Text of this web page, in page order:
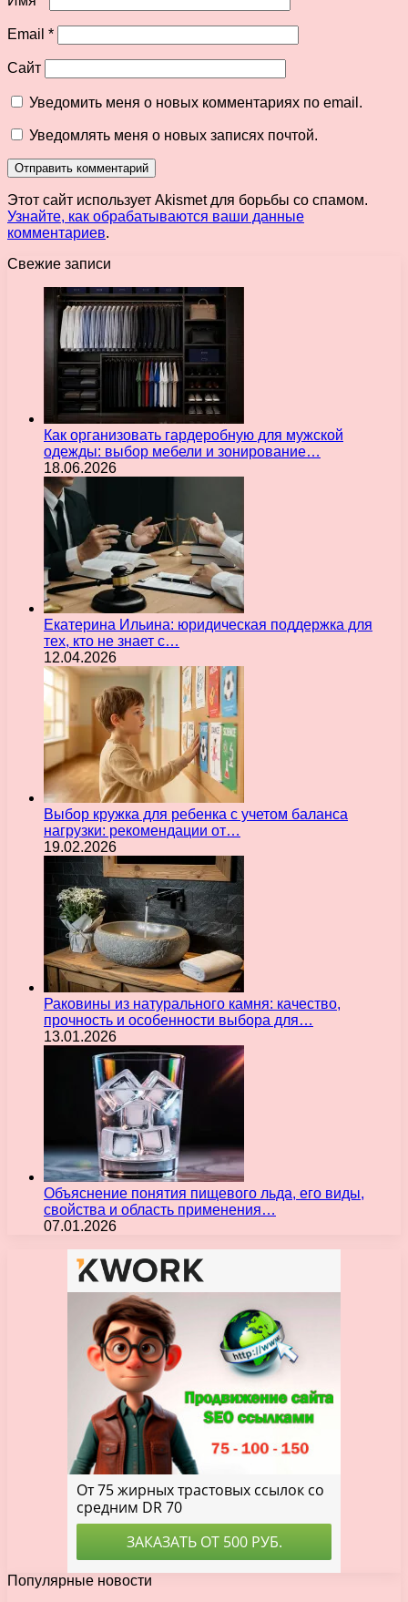
Email *
Сайт
Уведомить меня о новых комментариях по email.
Уведомлять меня о новых записях почтой.
Этот сайт использует Akismet для борьбы со спамом.
Узнайте, как обрабатываются ваши данные
комментариев.
Свежие записи
Как организовать гардеробную для мужской
одежды: выбор мебели и зонирование…
18.06.2026
Екатерина Ильина: юридическая поддержка для
тех, кто не знает с…
12.04.2026
Выбор кружка для ребенка с учетом баланса
нагрузки: рекомендации от…
19.02.2026
Раковины из натурального камня: качество,
прочность и особенности выбора для…
13.01.2026
Объяснение понятия пищевого льда, его виды,
свойства и область применения…
07.01.2026
Популярные новости